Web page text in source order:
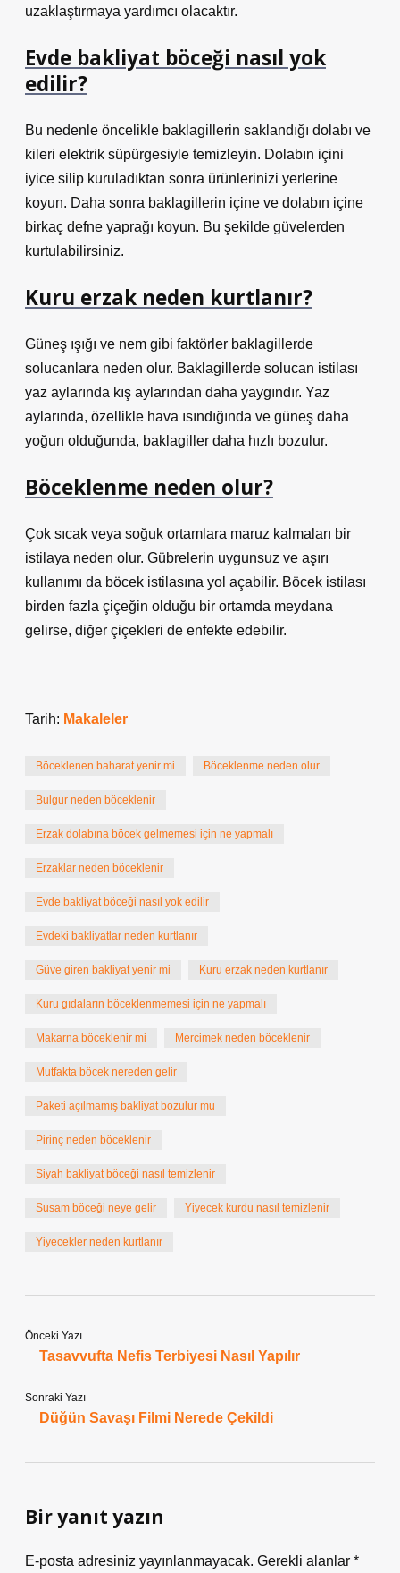
uzaklaştırmaya yardımcı olacaktır.
Evde bakliyat böceği nasıl yok
edilir?
Bu nedenle öncelikle baklagillerin saklandığı dolabı ve
kileri elektrik süpürgesiyle temizleyin. Dolabın içini
iyice silip kuruladıktan sonra ürünlerinizi yerlerine
koyun. Daha sonra baklagillerin içine ve dolabın içine
birkaç defne yaprağı koyun. Bu şekilde güvelerden
kurtulabilirsiniz.
Kuru erzak neden kurtlanır?
Güneş ışığı ve nem gibi faktörler baklagillerde
solucanlara neden olur. Baklagillerde solucan istilası
yaz aylarında kış aylarından daha yaygındır. Yaz
aylarında, özellikle hava ısındığında ve güneş daha
yoğun olduğunda, baklagiller daha hızlı bozulur.
Böceklenme neden olur?
Çok sıcak veya soğuk ortamlara maruz kalmaları bir
istilaya neden olur. Gübrelerin uygunsuz ve aşırı
kullanımı da böcek istilasına yol açabilir. Böcek istilası
birden fazla çiçeğin olduğu bir ortamda meydana
gelirse, diğer çiçekleri de enfekte edebilir.
Tarih: Makaleler
Böceklenen baharat yenir mi Böceklenme neden olur
Bulgur neden böceklenir
Erzak dolabına böcek gelmemesi için ne yapmalı
Erzaklar neden böceklenir
Evde bakliyat böceği nasıl yok edilir
Evdeki bakliyatlar neden kurtlanır
Güve giren bakliyat yenir mi Kuru erzak neden kurtlanır
Kuru gıdaların böceklenmemesi için ne yapmalı
Makarna böceklenir mi Mercimek neden böceklenir
Mutfakta böcek nereden gelir
Paketi açılmamış bakliyat bozulur mu
Pirinç neden böceklenir
Siyah bakliyat böceği nasıl temizlenir
Susam böceği neye gelir Yiyecek kurdu nasıl temizlenir
Yiyecekler neden kurtlanır
Önceki Yazı
Tasavvufta Nefis Terbiyesi Nasıl Yapılır
Sonraki Yazı
Düğün Savaşı Filmi Nerede Çekildi
Bir yanıt yazın
E-posta adresiniz yayınlanmayacak. Gerekli alanlar *